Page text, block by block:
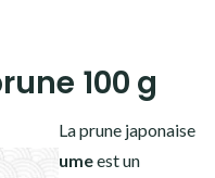
100 g
La prune japonaise
umeest un